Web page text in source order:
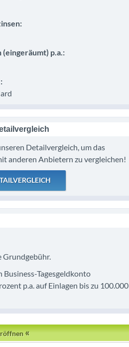
(eingeräumt) p.a.:
Detailvergleich, um das
anderen Anbietern zu vergleichen!
Grundgebühr.
Business-Tagesgeldkonto
p.a. auf Einlagen bis zu 100.000
«